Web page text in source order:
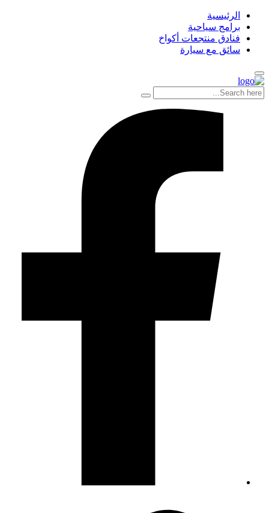
الرئيسية
برامج سياحية
فنادق منتجعات أكواخ
سائق مع سيارة